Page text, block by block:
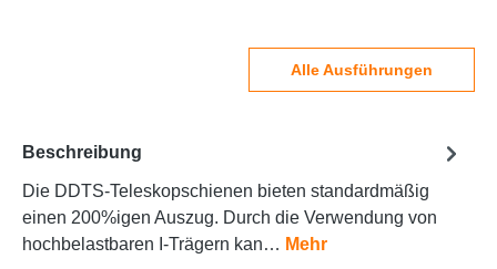
Alle Ausführungen
Beschreibung
Die DDTS-Teleskopschienen bieten standardmäßig
einen 200%igen Auszug. Durch die Verwendung von
hochbelastbaren I-Trägern kan… Mehr